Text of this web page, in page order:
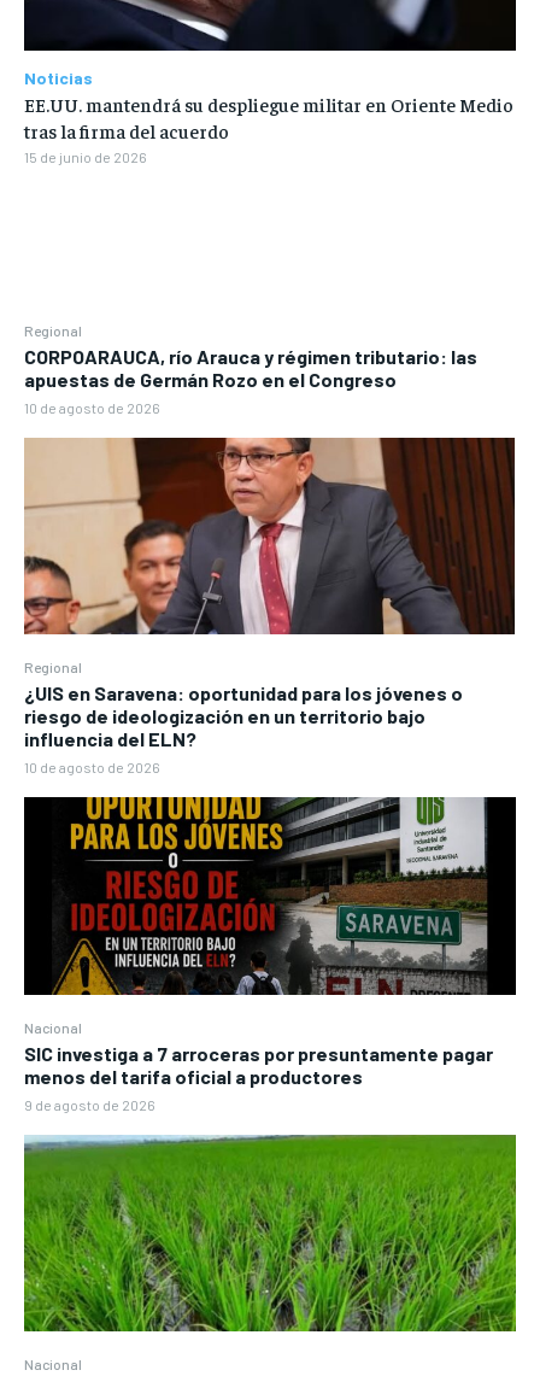
Regional
CORPOARAUCA, río Arauca y régimen tributario: las
apuestas de Germán Rozo en el Congreso
10 de agosto de 2026
Regional
¿UIS en Saravena: oportunidad para los jóvenes o
riesgo de ideologización en un territorio bajo
influencia del ELN?
10 de agosto de 2026
Nacional
SIC investiga a 7 arroceras por presuntamente pagar
menos del tarifa oficial a productores
9 de agosto de 2026
Nacional
Noticias
EE.UU. mantendrá su despliegue militar en Oriente Medio
tras la firma del acuerdo
15 de junio de 2026